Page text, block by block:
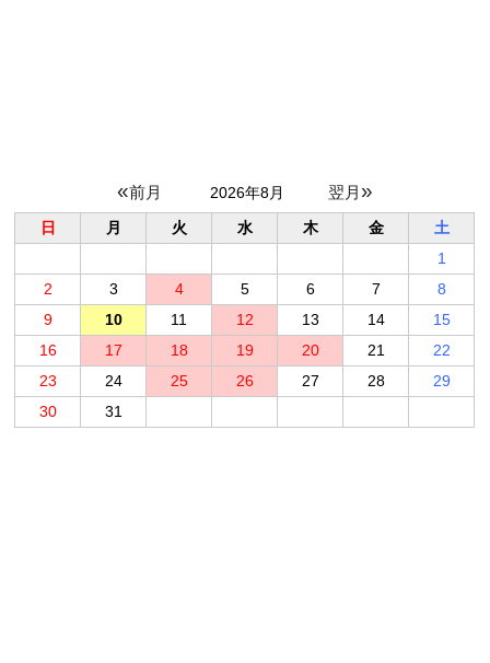
« 2026年8月 »
日 月 火 水 木 金
土
1
2
3 4 5 6 7
8
9
10 11 12 13 14
15
16
17 18 19 20 21
22
23
24 25 26 27 28
29
30
31